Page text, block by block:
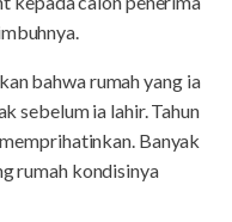
bahwa rumah yang ia
sebelum ia lahir. Tahun
Banyak
rumah kondisinya